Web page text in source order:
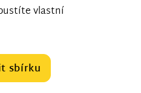
vlastní
sbírku